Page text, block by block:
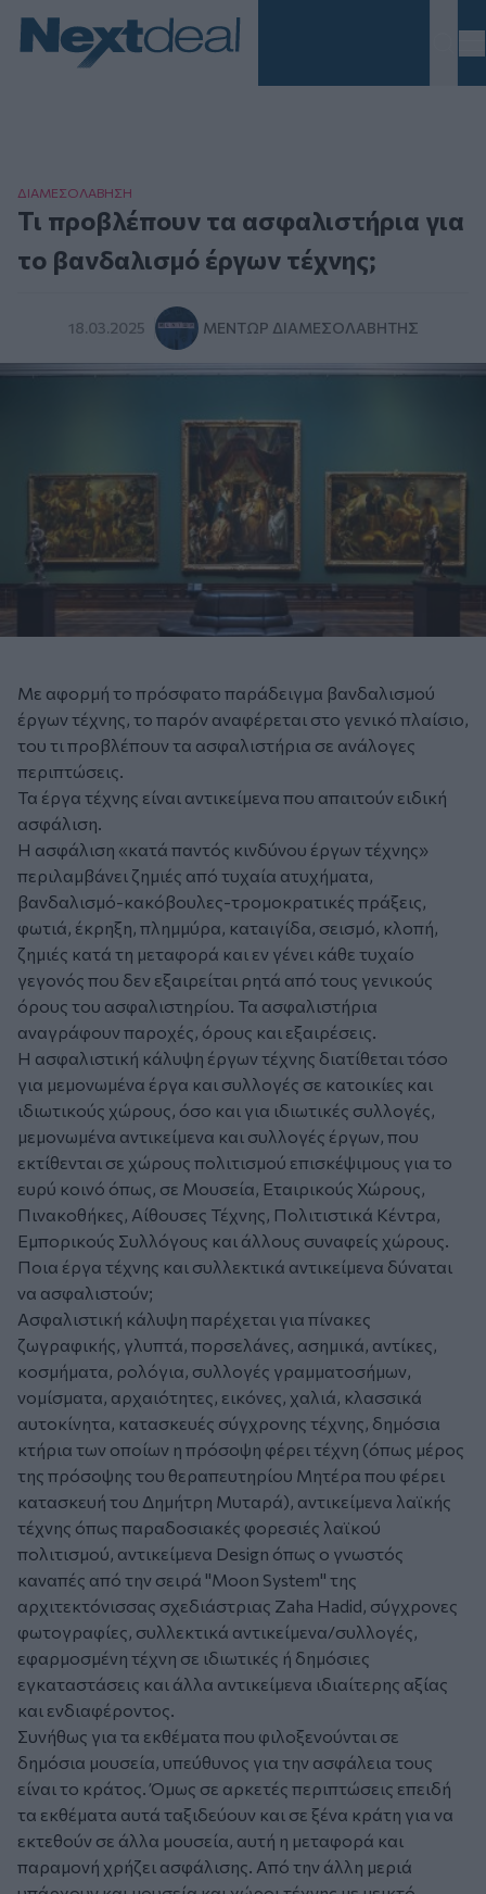
ΔΙΑΜΕΣΟΛAΒΗΣΗ
Τι προβλέπουν τα ασφαλιστήρια για
το βανδαλισμό έργων τέχνης;
18.03.2025 ΜΈΝΤΩΡ ΔΙΑΜΕΣΟΛΑΒΗΤΉΣ
Με αφορμή το πρόσφατο παράδειγμα βανδαλισμού
έργων τέχνης, το παρόν αναφέρεται στο γενικό πλαίσιο,
του τι προβλέπουν τα ασφαλιστήρια σε ανάλογες
περιπτώσεις.
Τα έργα τέχνης είναι αντικείμενα που απαιτούν ειδική
ασφάλιση.
Η ασφάλιση «κατά παντός κινδύνου έργων τέχνης»
περιλαμβάνει ζημιές από τυχαία ατυχήματα,
βανδαλισμό-κακόβουλες-τρομοκρατικές πράξεις,
φωτιά, έκρηξη, πλημμύρα, καταιγίδα, σεισμό, κλοπή,
ζημιές κατά τη μεταφορά και εν γένει κάθε τυχαίο
γεγονός που δεν εξαιρείται ρητά από τους γενικούς
όρους του ασφαλιστηρίου. Τα ασφαλιστήρια
αναγράφουν παροχές, όρους και εξαιρέσεις.
Η ασφαλιστική κάλυψη έργων τέχνης διατίθεται τόσο
για μεμονωμένα έργα και συλλογές σε κατοικίες και
ιδιωτικούς χώρους, όσο και για ιδιωτικές συλλογές,
μεμονωμένα αντικείμενα και συλλογές έργων, που
εκτίθενται σε χώρους πολιτισμού επισκέψιμους για το
ευρύ κοινό όπως, σε Μουσεία, Εταιρικούς Χώρους,
Πινακοθήκες, Αίθουσες Τέχνης, Πολιτιστικά Κέντρα,
Εμπορικούς Συλλόγους και άλλους συναφείς χώρους.
Ποια έργα τέχνης και συλλεκτικά αντικείμενα δύναται
να ασφαλιστούν;
Ασφαλιστική κάλυψη παρέχεται για πίνακες
ζωγραφικής, γλυπτά, πορσελάνες, ασημικά, αντίκες,
κοσμήματα, ρολόγια, συλλογές γραμματοσήμων,
νομίσματα, αρχαιότητες, εικόνες, χαλιά, κλασσικά
αυτοκίνητα, κατασκευές σύγχρονης τέχνης, δημόσια
κτήρια των οποίων η πρόσοψη φέρει τέχνη (όπως μέρος
της πρόσοψης του θεραπευτηρίου Μητέρα που φέρει
κατασκευή του Δημήτρη Μυταρά), αντικείμενα λαϊκής
τέχνης όπως παραδοσιακές φορεσιές λαϊκού
πολιτισμού, αντικείμενα Design όπως ο γνωστός
καναπές από την σειρά "Moon System" της
αρχιτεκτόνισσας σχεδιάστριας Zaha Hadid, σύγχρονες
φωτογραφίες, συλλεκτικά αντικείμενα/συλλογές,
εφαρμοσμένη τέχνη σε ιδιωτικές ή δημόσιες
εγκαταστάσεις και άλλα αντικείμενα ιδιαίτερης αξίας
και ενδιαφέροντος.
Συνήθως για τα εκθέματα που φιλοξενούνται σε
δημόσια μουσεία, υπεύθυνος για την ασφάλεια τους
είναι το κράτος. Όμως σε αρκετές περιπτώσεις επειδή
τα εκθέματα αυτά ταξιδεύουν και σε ξένα κράτη για να
εκτεθούν σε άλλα μουσεία, αυτή η μεταφορά και
παραμονή χρήζει ασφάλισης. Από την άλλη μεριά